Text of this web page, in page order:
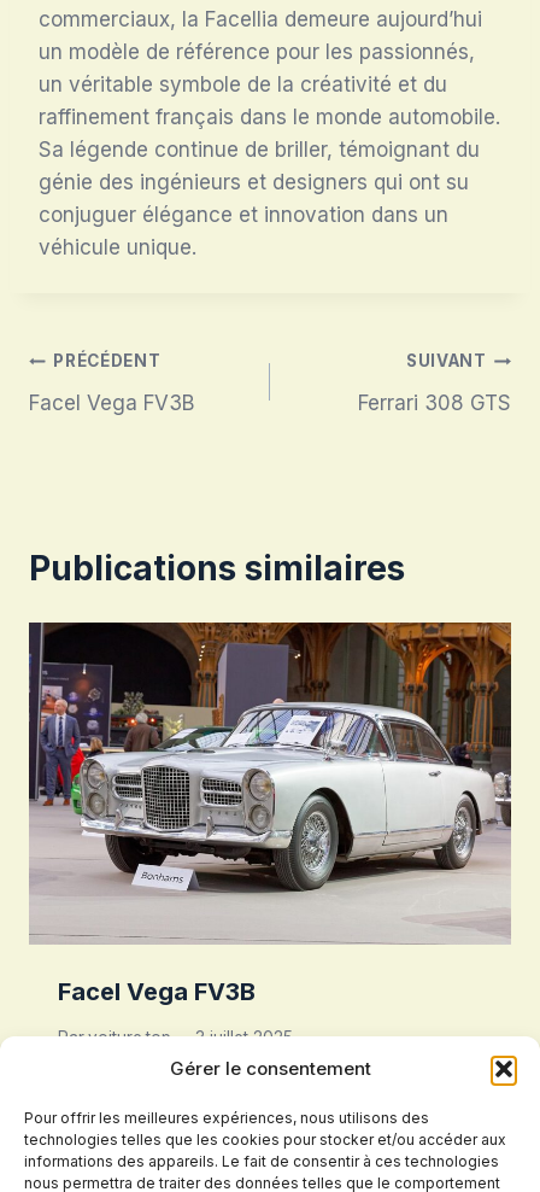
Gérer le consentement
Pour offrir les meilleures expériences, nous utilisons des
technologies telles que les cookies pour stocker et/ou accéder aux
informations des appareils. Le fait de consentir à ces technologies
nous permettra de traiter des données telles que le comportement
commerciaux, la Facellia demeure aujourd’hui
un modèle de référence pour les passionnés,
un véritable symbole de la créativité et du
raffinement français dans le monde automobile.
Sa légende continue de briller, témoignant du
génie des ingénieurs et designers qui ont su
conjuguer élégance et innovation dans un
véhicule unique.
Navigation
de
PRÉCÉDENT
Facel Vega FV3B
SUIVANT
Ferrari 308 GTS
Publications similaires
Facel Vega FV3B
Parvoiture.top 3 juillet 2025